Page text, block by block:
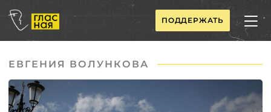
ПОДДЕРЖАТЬ
ЕВГЕНИЯ ВОЛУНКОВА